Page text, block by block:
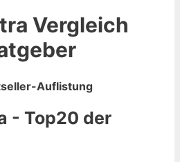
Vergleich
Auflistung
- Top20 der